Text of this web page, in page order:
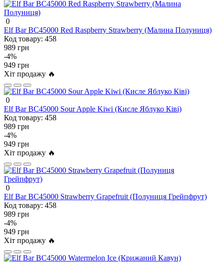
0
Elf Bar BC45000 Red Raspberry Strawberry (Малина Полуниця)
Код товару: 458
989 грн
-4%
949 грн
Хіт продажу 🔥
0
Elf Bar BC45000 Sour Apple Kiwi (Кисле Яблуко Ківі)
Код товару: 458
989 грн
-4%
949 грн
Хіт продажу 🔥
0
Elf Bar BC45000 Strawberry Grapefruit (Полуниця Грейпфрут)
Код товару: 458
989 грн
-4%
949 грн
Хіт продажу 🔥